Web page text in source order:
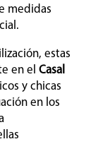
medidas
estas
en el Casal
y chicas
en los